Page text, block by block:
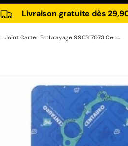
Livraison gratuite dès
Joint Carter Embrayage 990B17073 Centauro WR250F YZ250F
Passer aux informations produits